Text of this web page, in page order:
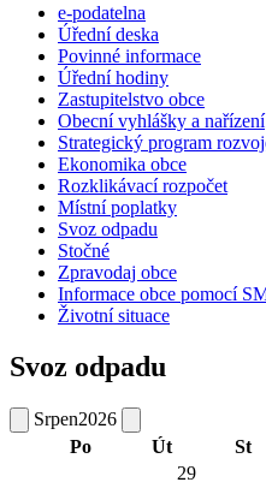
e-podatelna
Úřední deska
Povinné informace
Úřední hodiny
Zastupitelstvo obce
Obecní vyhlášky a nařízení
Strategický program
Ekonomika obce
Rozklikávací rozpočet
Místní poplatky
Svoz odpadu
Stočné
Zpravodaj obce
Informace obce pomocí
Životní situace
Svoz odpadu
Srpen2026
Po
Út St
29